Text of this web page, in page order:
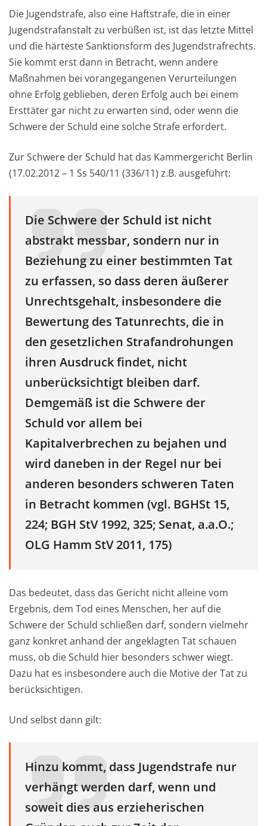
Die Jugendstrafe, also eine Haftstrafe, die in einer
Jugendstrafanstalt zu verbüßen ist, ist das letzte Mittel
und die härteste Sanktionsform des Jugendstrafrechts.
Sie kommt erst dann in Betracht, wenn andere
Maßnahmen bei vorangegangenen Verurteilungen
ohne Erfolg geblieben, deren Erfolg auch bei einem
Ersttäter gar nicht zu erwarten sind, oder wenn die
Schwere der Schuld eine solche Strafe erfordert.
Zur Schwere der Schuld hat das Kammergericht Berlin
(17.02.2012 – 1 Ss 540/11 (336/11) z.B. ausgeführt:
Die Schwere der Schuld ist nicht
abstrakt messbar, sondern nur in
Beziehung zu einer bestimmten Tat
zu erfassen, so dass deren äußerer
Unrechtsgehalt, insbesondere die
Bewertung des Tatunrechts, die in
den gesetzlichen Strafandrohungen
ihren Ausdruck findet, nicht
unberücksichtigt bleiben darf.
Demgemäß ist die Schwere der
Schuld vor allem bei
Kapitalverbrechen zu bejahen und
wird daneben in der Regel nur bei
anderen besonders schweren Taten
in Betracht kommen (vgl. BGHSt 15,
224; BGH StV 1992, 325; Senat, a.a.O.;
OLG Hamm StV 2011, 175)
Das bedeutet, dass das Gericht nicht alleine vom
Ergebnis, dem Tod eines Menschen, her auf die
Schwere der Schuld schließen darf, sondern vielmehr
ganz konkret anhand der angeklagten Tat schauen
muss, ob die Schuld hier besonders schwer wiegt.
Dazu hat es insbesondere auch die Motive der Tat zu
berücksichtigen.
Und selbst dann gilt:
Hinzu kommt, dass Jugendstrafe nur
verhängt werden darf, wenn und
soweit dies aus erzieherischen